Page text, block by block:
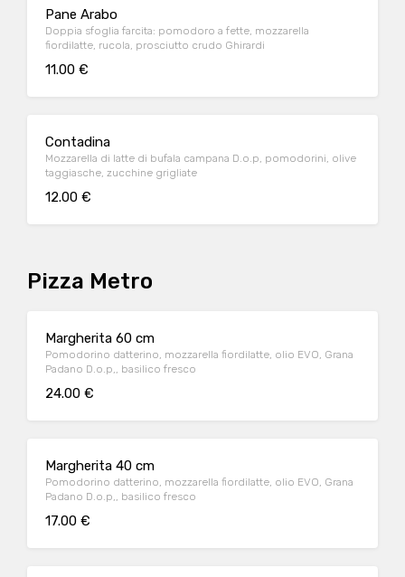
Pane Arabo
Doppia sfoglia farcita: pomodoro a fette, mozzarella
fiordilatte, rucola, prosciutto crudo Ghirardi
11.00 €
Contadina
Mozzarella di latte di bufala campana D.o.p, pomodorini, olive
taggiasche, zucchine grigliate
12.00 €
Pizza Metro
Margherita 60 cm
Pomodorino datterino, mozzarella fiordilatte, olio EVO, Grana
Padano D.o.p,, basilico fresco
24.00 €
Margherita 40 cm
Pomodorino datterino, mozzarella fiordilatte, olio EVO, Grana
Padano D.o.p,, basilico fresco
17.00 €